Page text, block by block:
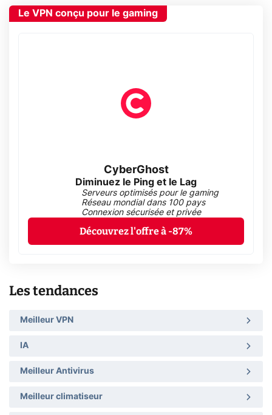
Le VPN conçu pour le gaming
CyberGhost
Diminuez le Ping et le Lag
Serveurs optimisés pour le gaming
Réseau mondial dans 100 pays
Connexion sécurisée et privée
Découvrez l'offre à -87%
Les tendances
Meilleur VPN
IA
Meilleur Antivirus
Meilleur climatiseur